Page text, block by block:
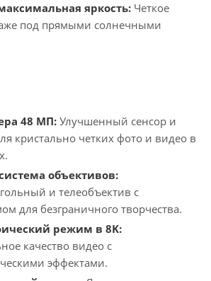
яркость: Четкое
под прямыми солнечными
48 МП: Улучшенный сенсор и
кристально четких фото и видео в
объективов:
и телеобъектив с
для безграничного творчества.
режим в 8K:
качество видео с
эффектами.